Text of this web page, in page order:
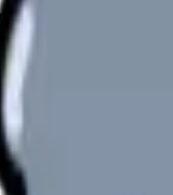
条件は企業・求人により異なる
と。病棟との違いと求人の見方